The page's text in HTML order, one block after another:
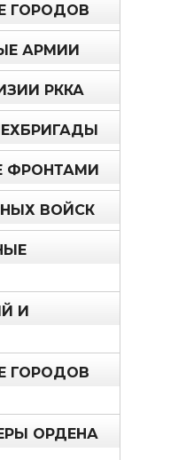
ГОРОДОВ
АРМИИ
РККА
ВОЙСК
И
ГОРОДОВ
ОРДЕНА